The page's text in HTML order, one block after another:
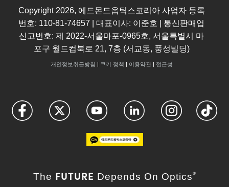
Copyright 2026, 에드몬드옵틱스코리아 사업자 등록
번호: 110-81-74657 | 대표이사: 이준호 | 통신판매업
신고번호: 제 2022-서울마포-0965호, 서울특별시 마
포구 월드컵북로 21, 7층 (서교동, 풍성빌딩)
개인정보취급방침 | 쿠키 정책 | 이용약관| 접근성
The FUTURE Depends On Optics ®